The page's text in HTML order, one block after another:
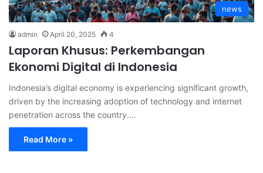
news
admin April 20, 2025 4
Laporan Khusus: Perkembangan
Ekonomi Digital di Indonesia
Indonesia’s digital economy is experiencing significant growth,
driven by the increasing adoption of technology and internet
penetration across the country.…
Read More »